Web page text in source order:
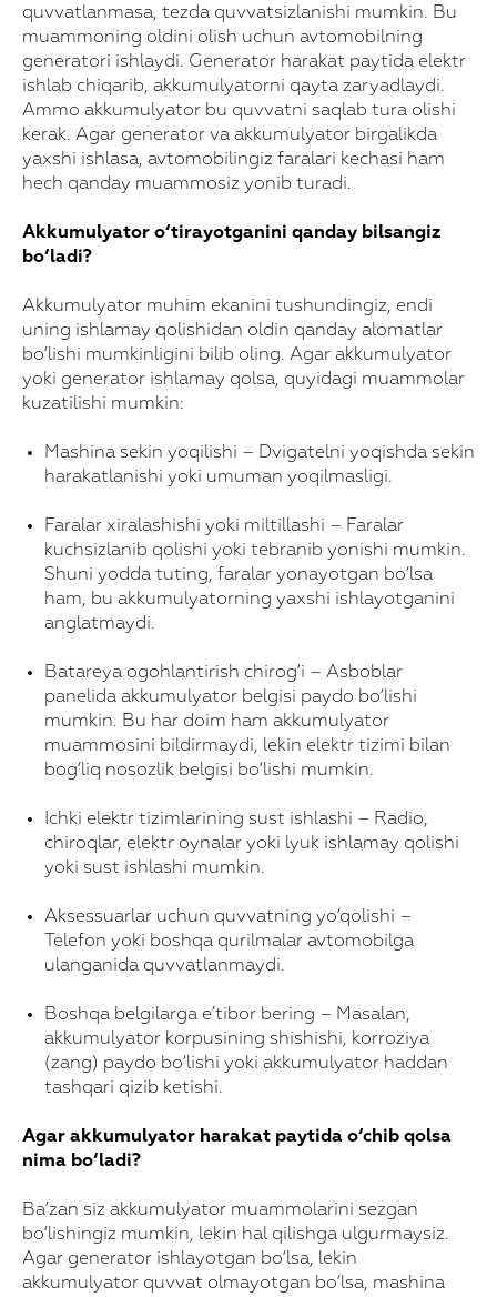
quvvatlanmasa, tezda quvvatsizlanishi mumkin. Bu
muammoning oldini olish uchun avtomobilning
generatori ishlaydi. Generator harakat paytida elektr
ishlab chiqarib, akkumulyatorni qayta zaryadlaydi.
Ammo akkumulyator bu quvvatni saqlab tura olishi
kerak. Agar generator va akkumulyator birgalikda
yaxshi ishlasa, avtomobilingiz faralari kechasi ham
hech qanday muammosiz yonib turadi.
Akkumulyator o‘tirayotganini qanday bilsangiz
bo‘ladi?
Akkumulyator muhim ekanini tushundingiz, endi
uning ishlamay qolishidan oldin qanday alomatlar
bo‘lishi mumkinligini bilib oling. Agar akkumulyator
yoki generator ishlamay qolsa, quyidagi muammolar
kuzatilishi mumkin:
Mashina sekin yoqilishi – Dvigatelni yoqishda sekin
harakatlanishi yoki umuman yoqilmasligi.
Faralar xiralashishi yoki miltillashi – Faralar
kuchsizlanib qolishi yoki tebranib yonishi mumkin.
Shuni yodda tuting, faralar yonayotgan bo‘lsa
ham, bu akkumulyatorning yaxshi ishlayotganini
anglatmaydi.
Batareya ogohlantirish chirog‘i – Asboblar
panelida akkumulyator belgisi paydo bo‘lishi
mumkin. Bu har doim ham akkumulyator
muammosini bildirmaydi, lekin elektr tizimi bilan
bog‘liq nosozlik belgisi bo‘lishi mumkin.
Ichki elektr tizimlarining sust ishlashi – Radio,
chiroqlar, elektr oynalar yoki lyuk ishlamay qolishi
yoki sust ishlashi mumkin.
Aksessuarlar uchun quvvatning yo‘qolishi –
Telefon yoki boshqa qurilmalar avtomobilga
ulanganida quvvatlanmaydi.
Boshqa belgilarga e’tibor bering – Masalan,
akkumulyator korpusining shishishi, korroziya
(zang) paydo bo‘lishi yoki akkumulyator haddan
tashqari qizib ketishi.
Agar akkumulyator harakat paytida o‘chib qolsa
nima bo‘ladi?
Ba’zan siz akkumulyator muammolarini sezgan
bo‘lishingiz mumkin, lekin hal qilishga ulgurmaysiz.
Agar generator ishlayotgan bo‘lsa, lekin
akkumulyator quvvat olmayotgan bo‘lsa, mashina